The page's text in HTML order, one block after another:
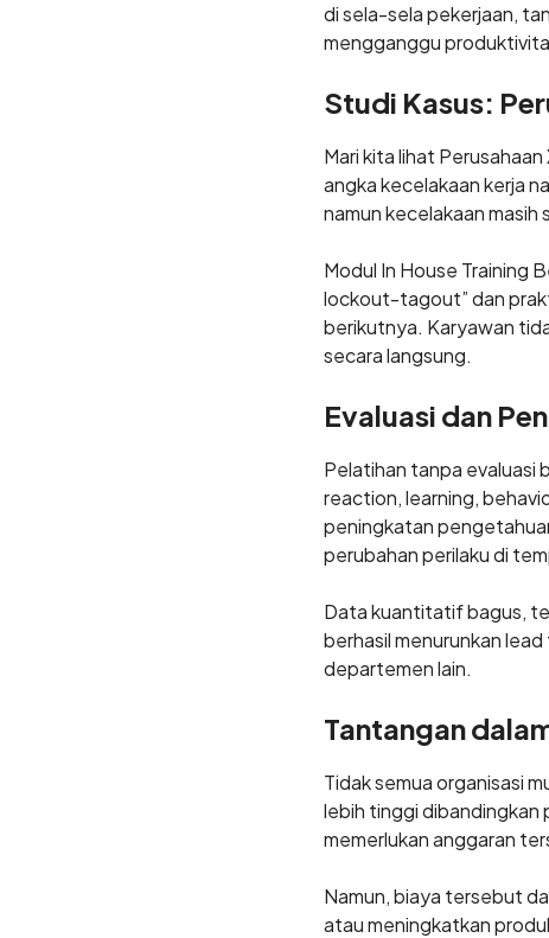
di sela-sela pekerjaan,
mengganggu
Studi Kasus:
Mari kita lihat
angka kecelakaan kerja
namun kecelakaan masih
Modul In House Training
lockout-tagout” dan
berikutnya. Karyawan
secara langsung.
Evaluasi dan
Pelatihan tanpa evaluasi
reaction, learning,
peningkatan
perubahan perilaku di
Data kuantitatif bagus,
berhasil menurunkan
departemen lain.
Tantangan
Tidak semua organisasi
lebih tinggi dibandingkan
memerlukan anggaran
Namun, biaya tersebut
atau meningkatkan